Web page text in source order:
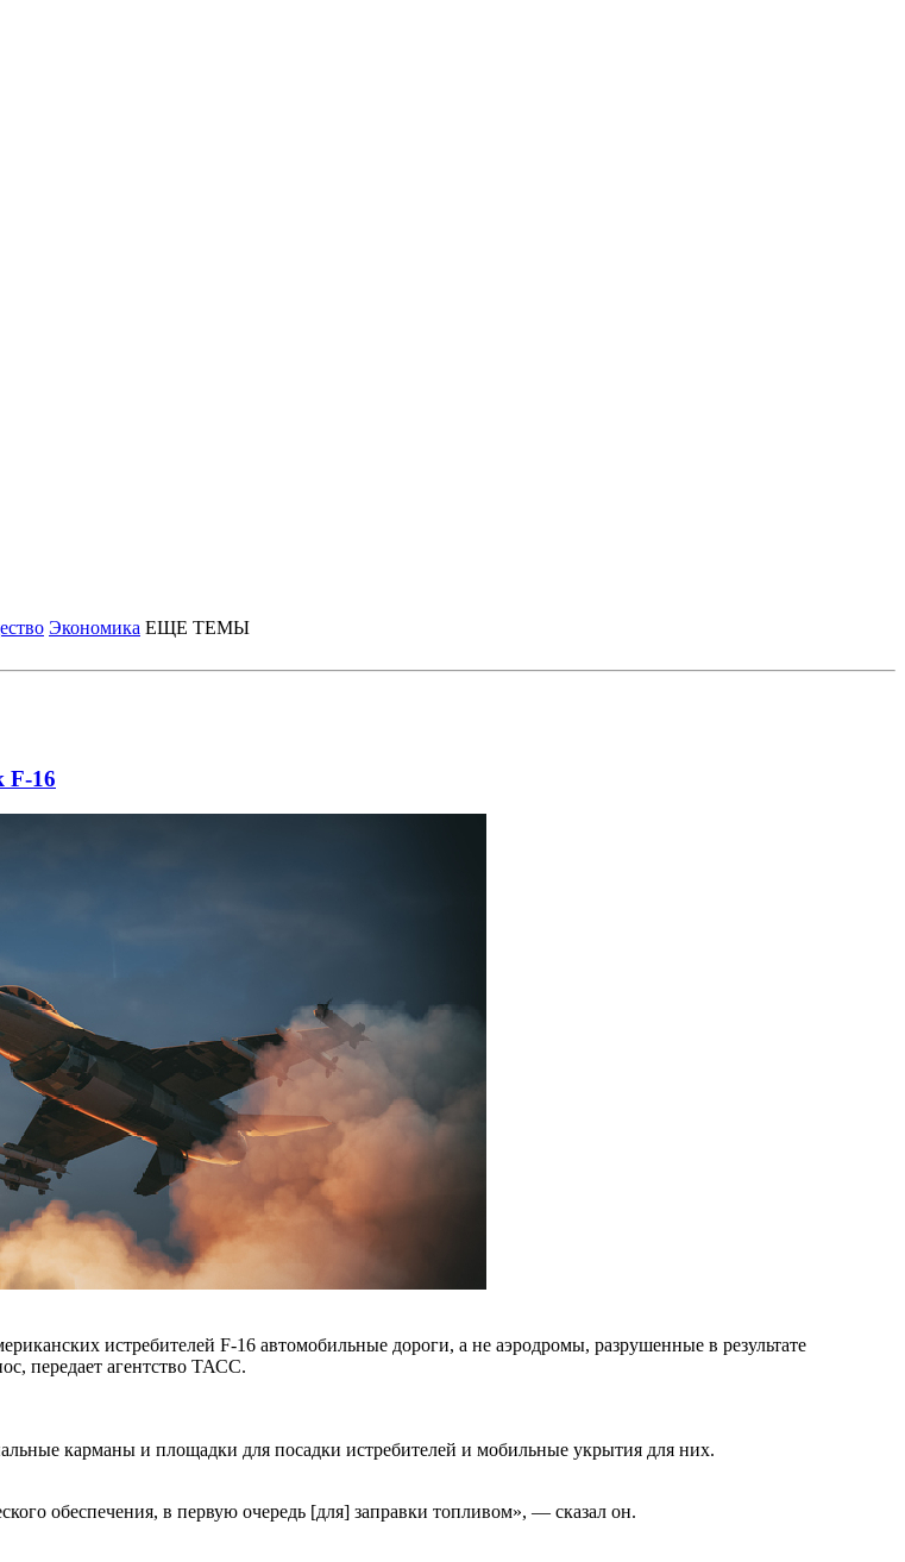
Экономика ЕЩЕ ТЕМЫ
F-16
истребителей F-16 автомобильные дороги, а не аэродромы, разрушенные в результате
передает агентство ТАСС.
карманы и площадки для посадки истребителей и мобильные укрытия для них.
обеспечения, в первую очередь [для] заправки топливом», — сказал он.